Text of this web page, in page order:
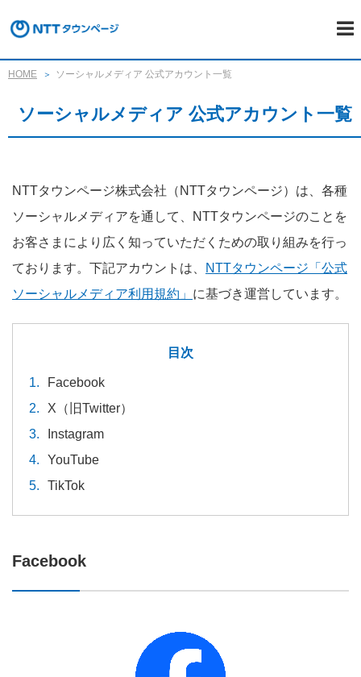
HOME ソーシャルメディア 公式アカウント一覧
ソーシャルメディア 公式アカウント一覧
NTTタウンページ株式会社（NTTタウンページ）は、各種
ソーシャルメディアを通して、NTTタウンページのことを
お客さまにより広く知っていただくための取り組みを行っ
ております。下記アカウントは、
NTTタウンページ「公式
ソーシャルメディア利用規約」 に基づき運営しています。
目次
Facebook
X（旧Twitter）
Instagram
YouTube
TikTok
Facebook